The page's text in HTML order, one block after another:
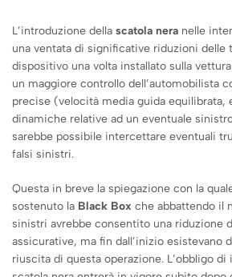
L’introduzione della scatola nera nelle
una ventata di significative riduzioni delle
dispositivo una volta installato sulla
un maggiore controllo dell’automobilista
precise (velocità media guida equilibrata,
dinamiche relative ad un eventuale
sarebbe possibile intercettare eventuali
falsi sinistri.
Questa in breve la spiegazione con la
sostenuto la Black Box che abbattendo il
sinistri avrebbe consentito una riduzione
assicurative, ma fin dall’inizio esistevano
riuscita di questa operazione. L’obbligo di